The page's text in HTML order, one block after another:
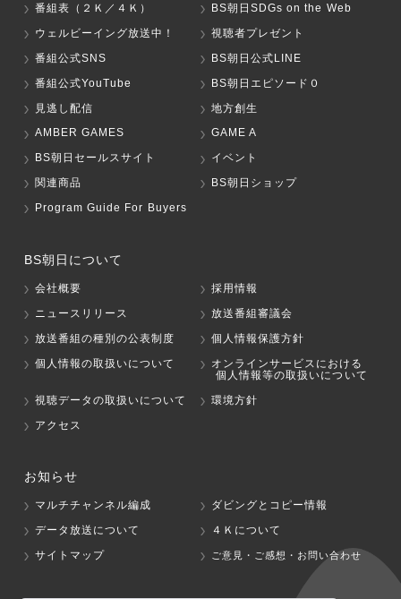
番組表（２Ｋ／４Ｋ）
BS朝日SDGs on the Web
ウェルビーイング放送中！
視聴者プレゼント
番組公式SNS
BS朝日公式LINE
番組公式YouTube
BS朝日エピソード０
見逃し配信
地方創生
AMBER GAMES
GAME A
BS朝日セールスサイト
イベント
関連商品
BS朝日ショップ
Program Guide For Buyers
BS朝日について
会社概要
採用情報
ニュースリリース
放送番組審議会
放送番組の種別の公表制度
個人情報保護方針
個人情報の取扱いについて
オンラインサービスにおける
個人情報等の取扱いについて
視聴データの取扱いについて
環境方針
アクセス
お知らせ
マルチチャンネル編成
ダビングとコピー情報
データ放送について
４Ｋについて
サイトマップ
ご意見・ご感想・お問い合わせ